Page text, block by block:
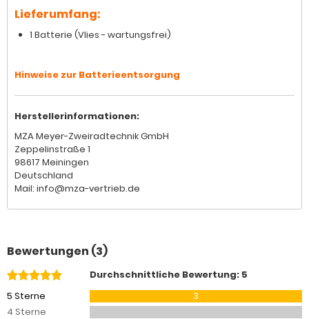
Lieferumfang:
1 Batterie (Vlies - wartungsfrei)
Hinweise zur Batterieentsorgung
Herstellerinformationen:
MZA Meyer-Zweiradtechnik GmbH
Zeppelinstraße 1
98617 Meiningen
Deutschland
Mail: info@mza-vertrieb.de
Bewertungen (3)
Durchschnittliche Bewertung: 5
5 Sterne
3
4 Sterne